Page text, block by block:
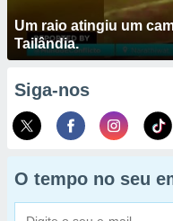
Um raio atingiu um
Tailândia.
Siga-nos
O tempo no seu